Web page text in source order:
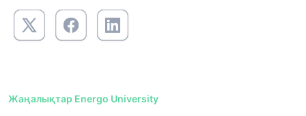
Жаңалықтар Energo University